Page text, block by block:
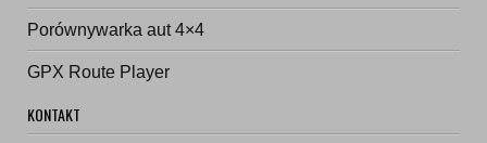
Porównywarka aut 4×4
GPX Route Player
KONTAKT